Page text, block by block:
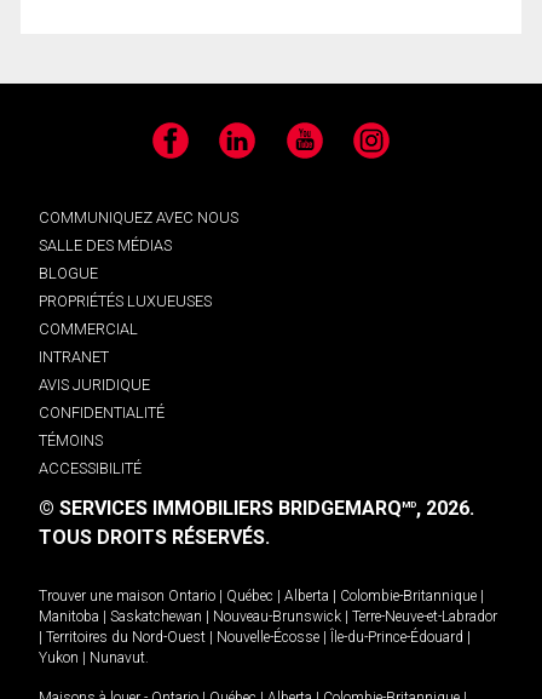
Facebook LinkedIn YouTube Instagram
COMMUNIQUEZ AVEC NOUS
SALLE DES MÉDIAS
BLOGUE
PROPRIÉTÉS LUXUEUSES
COMMERCIAL
INTRANET
AVIS JURIDIQUE
CONFIDENTIALITÉ
TÉMOINS
ACCESSIBILITÉ
© SERVICES IMMOBILIERS BRIDGEMARQMD, 2026.
TOUS DROITS RÉSERVÉS.
Trouver une maison Ontario Québec Alberta Colombie-Britannique
Manitoba
Saskatchewan Nouveau-Brunswick
Terre-Neuve-et-Labrador
Territoires du Nord-Ouest Nouvelle-Écosse Île-du-Prince-Édouard
Yukon
Nunavut.